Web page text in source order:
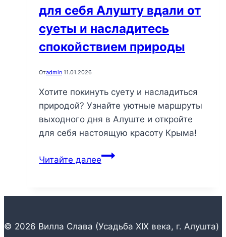
для себя Алушту вдали от
суеты и насладитесь
спокойствием природы
Отadmin 11.01.2026
Хотите покинуть суету и насладиться
природой? Узнайте уютные маршруты
выходного дня в Алуште и откройте
для себя настоящую красоту Крыма!
Читайте далееУютные
дня:
для
© 2026 Вилла Слава (Усадьба XIX века, г. Алушта)